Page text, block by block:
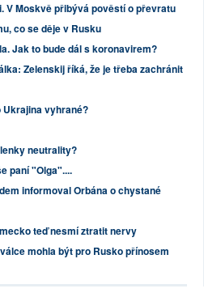
V Moskvě přibývá pověstí o převratu
co se děje v Rusku
Jak to bude dál s koronavirem?
Zelenskij říká, že je třeba zachránit
Ukrajina vyhrané?
neutrality?
paní "Olga"....
informoval Orbána o chystané
teď nesmí ztratit nervy
mohla být pro Rusko přínosem